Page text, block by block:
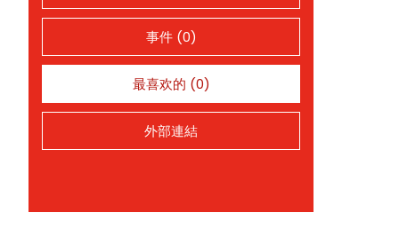
事件 (0)
最喜欢的 (0)
外部連結